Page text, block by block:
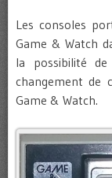
Les consoles
Game & Watch
la possibilité
changement de
Game & Watch.